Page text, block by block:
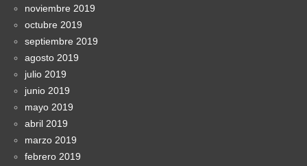
noviembre 2019
octubre 2019
septiembre 2019
agosto 2019
julio 2019
junio 2019
mayo 2019
abril 2019
marzo 2019
febrero 2019